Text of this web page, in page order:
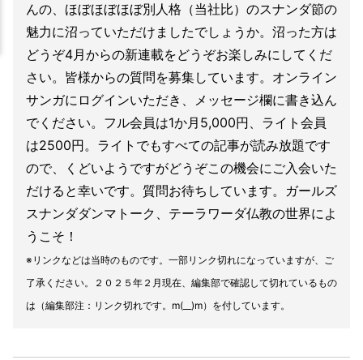
んの、ほぼほぼほぼ別人格（当社比）のスナンダ節の
魅力に沼っていただけましたでしょうか。沼った方は
どうぞ4月からの新連載をどうぞお楽しみにしてくだ
さい。皆様からの質問を募集しています。オンライン
サンガにログインいただき、メッセージ欄に書き込ん
でください。フル会員は1か月5,000円、ライト会員
は2500円。ライトでもすべての記事が読み放題です
ので、くどいようですがどうぞこの機会にご入会いた
だけると幸いです。質問お待ちしています。ガールズ
スナンダダンマトーク、テーラワーダ仏教の世界によ
うこそ！
※リンクなどは当時のものです。一部リンク切れになっていますが、ご
了承ください。２０２５年２月現在、編集部で確認して切れているもの
は（編集部注：リンク切れです。m(__)m）を付しています。